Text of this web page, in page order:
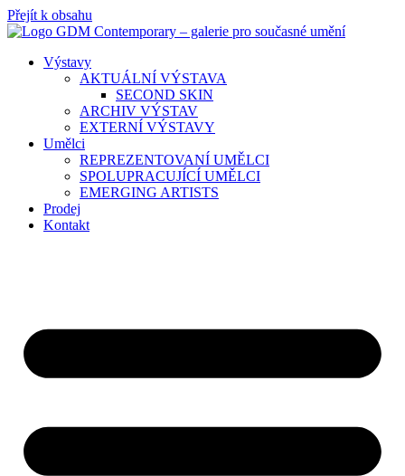
Přejít k obsahu
Výstavy
AKTUÁLNÍ VÝSTAVA
SECOND SKIN
ARCHIV VÝSTAV
EXTERNÍ VÝSTAVY
Umělci
REPREZENTOVANÍ UMĚLCI
SPOLUPRACUJÍCÍ UMĚLCI
EMERGING ARTISTS
Prodej
Kontakt